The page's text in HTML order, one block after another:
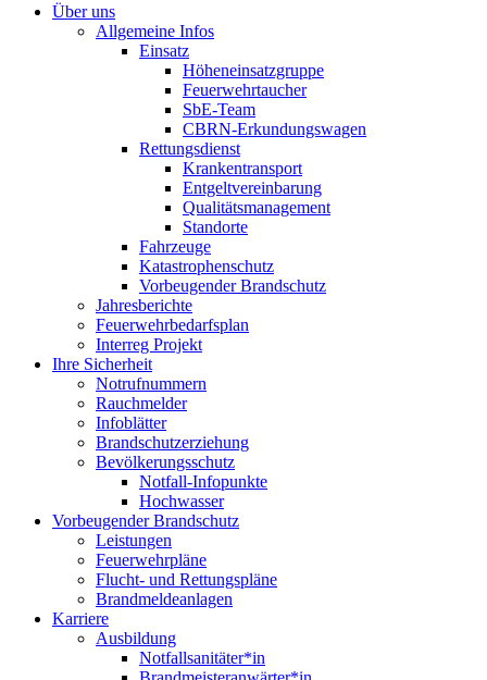
Über uns
Allgemeine Infos
Einsatz
Höheneinsatzgruppe
Feuerwehrtaucher
SbE-Team
CBRN-Erkundungswagen
Rettungsdienst
Krankentransport
Entgeltvereinbarung
Qualitätsmanagement
Standorte
Fahrzeuge
Katastrophenschutz
Vorbeugender Brandschutz
Jahresberichte
Feuerwehrbedarfsplan
Interreg Projekt
Ihre Sicherheit
Notrufnummern
Rauchmelder
Infoblätter
Brandschutzerziehung
Bevölkerungsschutz
Notfall-Infopunkte
Hochwasser
Vorbeugender Brandschutz
Leistungen
Feuerwehrpläne
Flucht- und Rettungspläne
Brandmeldeanlagen
Karriere
Ausbildung
Notfallsanitäter*in